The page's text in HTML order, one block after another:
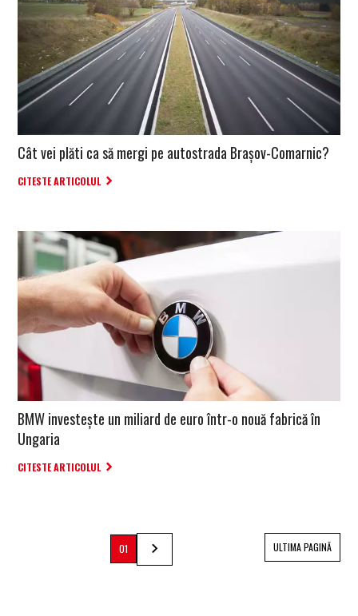
Cât vei plăti ca să mergi pe autostrada Brașov-Comarnic?
CITESTE ARTICOLUL
BMW investește un miliard de euro într-o nouă fabrică în
Ungaria
CITESTE ARTICOLUL
01 ULTIMA PAGINĂ